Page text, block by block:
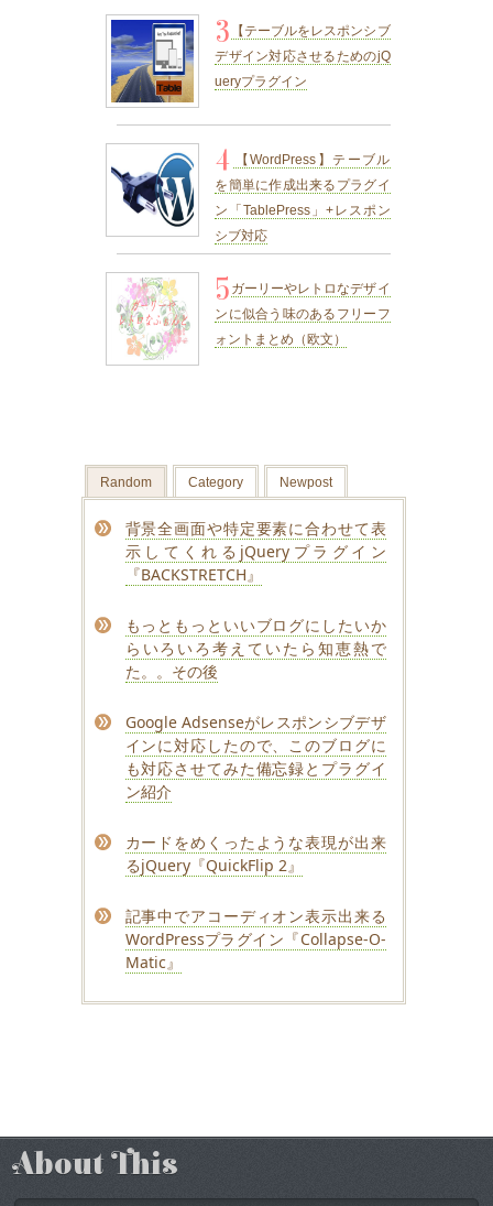
3
【テーブルをレスポンシブ
デザイン対応させるためのjQ
ueryプラグイン
4
【WordPress】テーブル
を簡単に作成出来るプラグイ
ン「TablePress」+レスポン
シブ対応
5 ガーリーやレトロなデザイ
ンに似合う味のあるフリーフ
ォントまとめ（欧文）
Random Category Newpost
背景全画面や特定要素に合わせて表
示してくれるjQueryプラグイン
『BACKSTRETCH』
もっともっといいブログにしたいか
らいろいろ考えていたら知恵熱で
た。。その後
Google Adsenseがレスポンシブデザ
インに対応したので、このブログに
も対応させてみた備忘録とプラグイ
ン紹介
カードをめくったような表現が出来
るjQuery『QuickFlip 2』
記事中でアコーディオン表示出来る
WordPressプラグイン『Collapse-O-
Matic』
About This